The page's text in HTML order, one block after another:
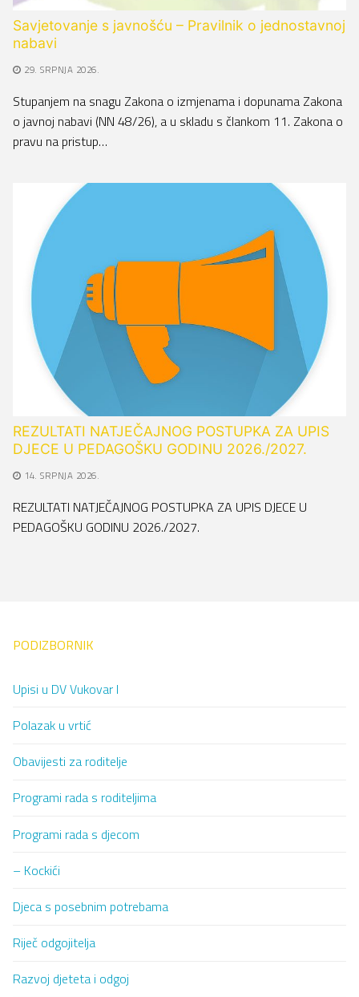
Savjetovanje s javnošću – Pravilnik o jednostavnoj
nabavi
29. SRPNJA 2026.
Stupanjem na snagu Zakona o izmjenama i dopunama Zakona
o javnoj nabavi (NN 48/26), a u skladu s člankom 11. Zakona o
pravu na pristup…
REZULTATI NATJEČAJNOG POSTUPKA ZA UPIS
DJECE U PEDAGOŠKU GODINU 2026./2027.
14. SRPNJA 2026.
REZULTATI NATJEČAJNOG POSTUPKA ZA UPIS DJECE U
PEDAGOŠKU GODINU 2026./2027.
PODIZBORNIK
Upisi u DV Vukovar I
Polazak u vrtić
Obavijesti za roditelje
Programi rada s roditeljima
Programi rada s djecom
– Kockići
Djeca s posebnim potrebama
Riječ odgojitelja
Razvoj djeteta i odgoj